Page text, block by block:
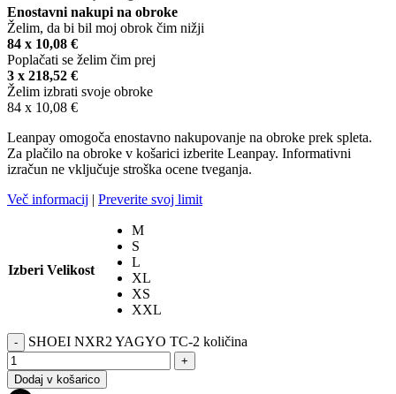
Enostavni nakupi na obroke
Želim, da bi bil moj obrok čim nižji
84 x 10,08 €
Poplačati se želim čim prej
3 x 218,52 €
Želim izbrati svoje obroke
84 x 10,08 €
Leanpay omogoča enostavno nakupovanje na obroke prek spleta.
Za plačilo na obroke v košarici izberite Leanpay. Informativni
izračun ne vključuje stroška ocene tveganja.
Več informacij | Preverite svoj limit
Izberi Velikost
M
S
L
XL
XS
XXL
- SHOEI NXR2 YAGYO TC-2 količina
+
Dodaj v košarico